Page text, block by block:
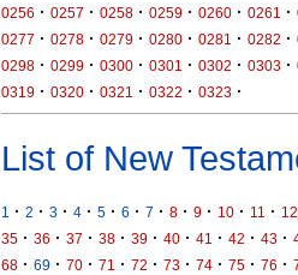
0256 · 0257 · 0258 · 0259 · 0260 · 0261 ·
0277 · 0278 · 0279 · 0280 · 0281 · 0282 ·
0298 · 0299 · 0300 · 0301 · 0302 · 0303 ·
0319 · 0320 · 0321 · 0322 · 0323 ·
List of New
1 · 2 · 3 · 4 · 5 · 6 · 7 · 8 · 9 · 10 · 11 · 12
35 · 36 · 37 · 38 · 39 · 40 · 41 · 42 · 43 ·
68 · 69 · 70 · 71 · 72 · 73 · 74 · 75 · 76 ·